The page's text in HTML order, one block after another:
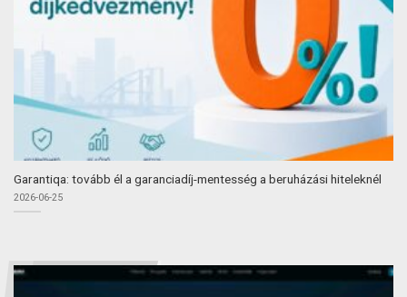
Garantiqa: tovább él a garanciadíj-mentesség a beruházási hiteleknél
2026-06-25